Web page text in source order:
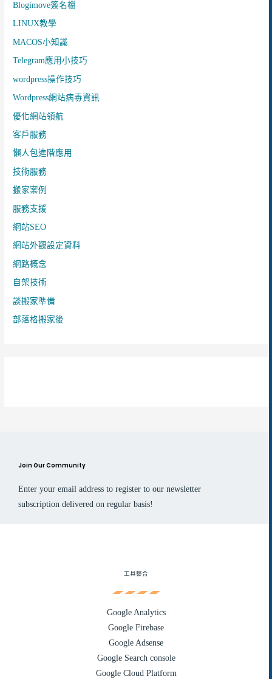
Blogimove簽名檔
LINUX教學
MACOS小知識
Telegram應用小技巧
wordpress操作技巧
Wordpress網站病毒資訊
優化網站領航
客戶服務
懶人包進階應用
技術服務
搬家案例
服務支援
網站SEO
網站外觀設定資料
網路概念
自架技術
談搬家準備
部落格搬家後
Join Our Community
Enter your email address to register to our newsletter
subscription delivered on regular basis!
工具整合
Google Analytics
Google Firebase
Google Adsense
Google Search console
Google Cloud Platform